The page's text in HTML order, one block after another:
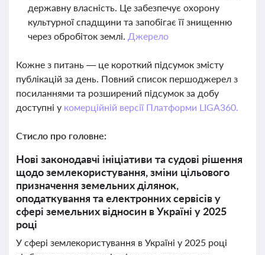
державну власність. Це забезпечує охорону
культурної спадщини та запобігає її знищенню
через обробіток землі. Джерело
Кожне з питань — це короткий підсумок змісту
публікацій за день. Повний список першоджерел з
посиланнями та розширений підсумок за добу
доступні у комерційній версії Платформи LIGA360.
Стисло про головне:
Нові законодавчі ініціативи та судові рішення
щодо землекористування, зміни цільового
призначення земельних ділянок,
оподаткування та електронних сервісів у
сфері земельних відносин в Україні у 2025
році
У сфері землекористування в Україні у 2025 році